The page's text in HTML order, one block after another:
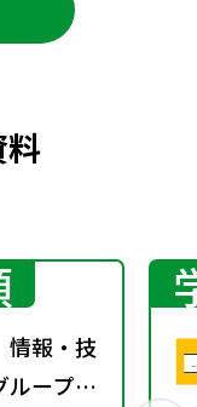
報・技
ループ